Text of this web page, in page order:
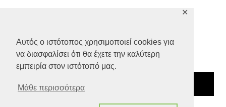
Αυτός ο ιστότοπος χρησιμοποιεί cookies για
να διασφαλίσει ότι θα έχετε την καλύτερη
εμπειρία στον ιστότοπό μας.
Μάθε περισσότερα
✕